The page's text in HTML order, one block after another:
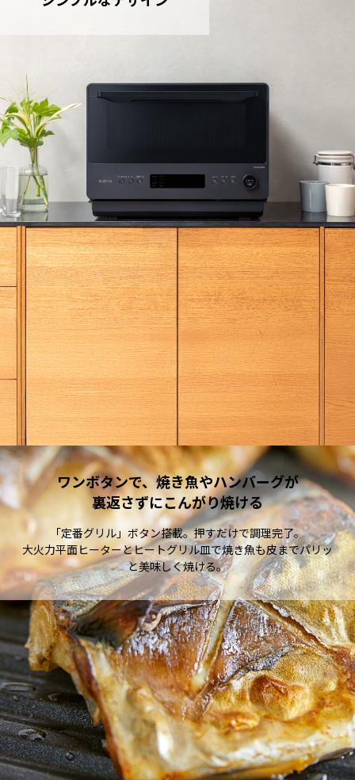
ワンボタンで、焼き魚やハンバーグが
裏返さずにこんがり焼ける
「定番グリル」ボタン搭載。押すだけで調理完了。
大火力平面ヒーターとヒートグリル皿で焼き魚も皮までパリッ
と美味しく焼ける。